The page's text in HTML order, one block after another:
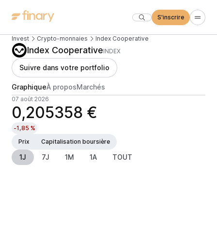
S'inscrire
Invest Crypto-monnaies Index Cooperative
Index CooperativeINDEX
Suivre dans votre portfolio
GraphiqueÀ proposMarchés
07 août 2026
0,205358 €
-1,85 %
Prix
Capitalisation boursière
1J 7J 1M 1A TOUT